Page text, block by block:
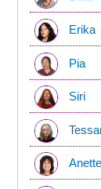
Erika
Pia
Siri
Anette